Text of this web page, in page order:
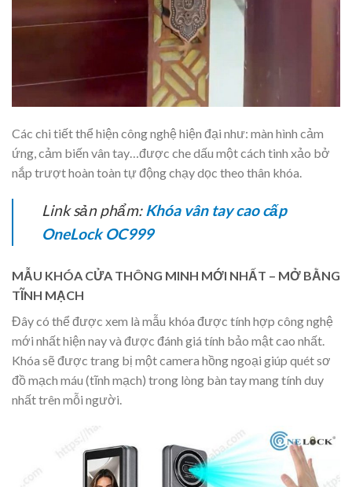
Các chi tiết thể hiện công nghệ hiện đại như: màn hình cảm
ứng, cảm biến vân tay…được che dấu một cách tinh xảo bở
nắp trượt hoàn toàn tự động chạy dọc theo thân khóa.
Link sản phẩm:Khóa vân tay cao cấp
OneLock OC999
MẪU KHÓA CỬA THÔNG MINH MỚI NHẤT – MỞ BẰNG
TĨNH MẠCH
Đây có thể được xem là mẫu khóa được tính hợp công nghệ
mới nhất hiện nay và được đánh giá tính bảo mật cao nhất.
Khóa sẽ được trang bị một camera hồng ngoại giúp quét sơ
đồ mạch máu (tĩnh mạch) trong lòng bàn tay mang tính duy
nhất trên mỗi người.